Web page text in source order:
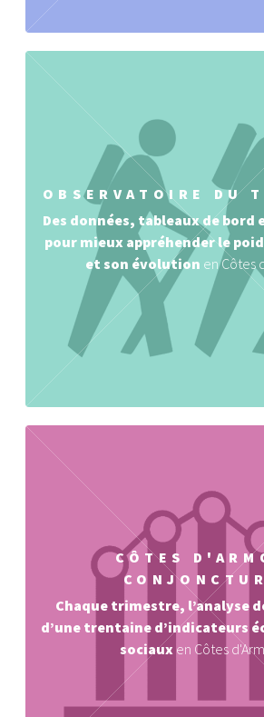
OBSERVATOIRE DU
Des données, tableaux de
pour mieux appréhender le
et son évolution en Côtes
CÔTES
Chaque trimestre, l’analyse
d’une trentaine d’indicateurs
sociaux en Côtes